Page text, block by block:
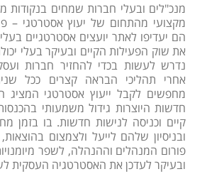
מנכ"לים ובעלי חברות שמחים בנקודות
מקצועי מהתחום של יעוץ אסטרטגי –
הם יעדיפו לאתר יועצים אסטרטגיים בעלי
את שוק הפעילות הקיים ובעיקר בעלי
נדרש לעשות בכדי להחזיר חברות
אחרי תהליכי הבראה קצרים ככל
מחפשים לקבל ייעוץ אסטרטגי המציג
חדשות היוצרות גידול משמעותי
קיים וכניסה לנישות חדשות. בו בזמן
ובניסיון שלהם לייעל ולצמצום
פורום המנהלים וההנהלה, לשפר
ובעיקר לעדכן את האסטרטגיה העסקית